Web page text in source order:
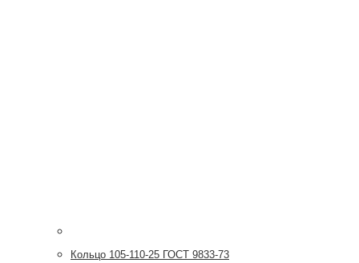
Кольцо 105-110-25 ГОСТ 9833-73